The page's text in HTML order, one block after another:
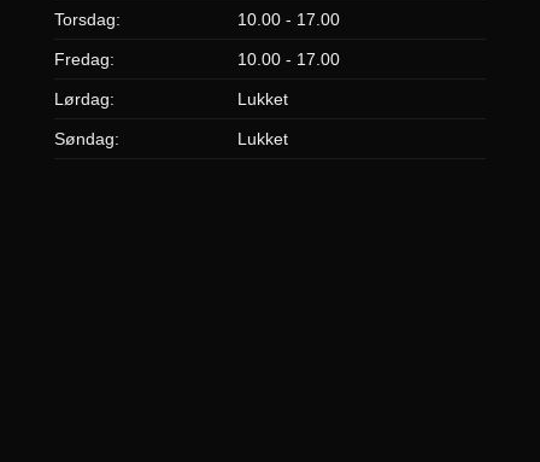
Torsdag: 10.00 - 17.00
Fredag: 10.00 - 17.00
Lørdag: Lukket
Søndag: Lukket